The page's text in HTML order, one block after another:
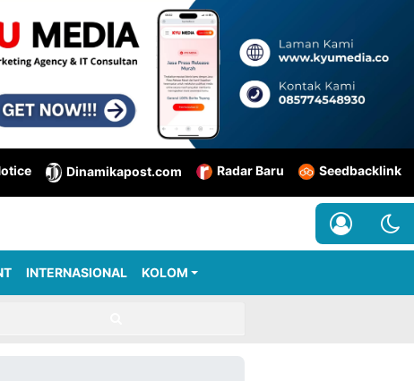
Dinamikapost.com Radar Baru Seedbacklink
INTERNASIONAL KOLOM